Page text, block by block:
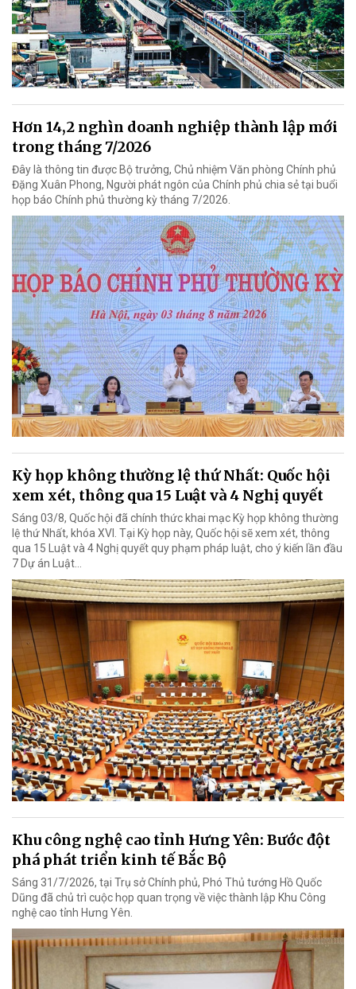
Hơn 14,2 nghìn doanh nghiệp thành lập mới
trong tháng 7/2026
Đây là thông tin được Bộ trưởng, Chủ nhiệm Văn phòng Chính phủ
Đặng Xuân Phong, Người phát ngôn của Chính phủ chia sẻ tại buổi
họp báo Chính phủ thường kỳ tháng 7/2026.
Kỳ họp không thường lệ thứ Nhất: Quốc hội
xem xét, thông qua 15 Luật và 4 Nghị quyết
Sáng 03/8, Quốc hội đã chính thức khai mạc Kỳ họp không thường
lệ thứ Nhất, khóa XVI. Tại Kỳ họp này, Quốc hội sẽ xem xét, thông
qua 15 Luật và 4 Nghị quyết quy phạm pháp luật, cho ý kiến lần đầu
7 Dự án Luật…
Khu công nghệ cao tỉnh Hưng Yên: Bước đột
phá phát triển kinh tế Bắc Bộ
Sáng 31/7/2026, tại Trụ sở Chính phủ, Phó Thủ tướng Hồ Quốc
Dũng đã chủ trì cuộc họp quan trọng về việc thành lập Khu Công
nghệ cao tỉnh Hưng Yên.